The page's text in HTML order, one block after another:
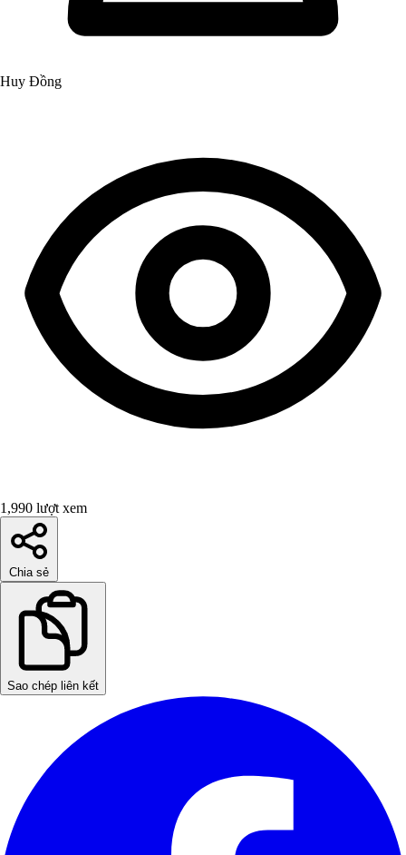
Huy Đồng
1,990 lượt xem
Chia sẻ
Sao chép liên kết